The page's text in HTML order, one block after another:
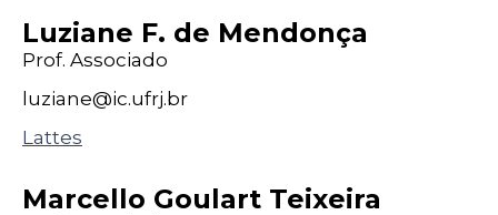
Luziane F. de Mendonça
Prof. Associado
luziane@ic.ufrj.br
Lattes
Marcello Goulart Teixeira